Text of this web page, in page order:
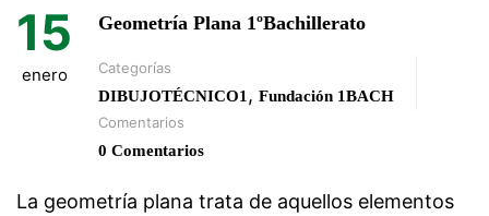
15
enero
Geometría Plana 1ºBachillerato
Categorías
DIBUJOTÉCNICO1 , Fundación 1BACH
Comentarios
0 Comentarios
La geometría plana trata de aquellos elementos